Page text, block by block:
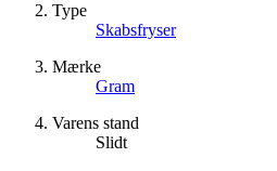
Type
Skabsfryser
Mærke
Gram
Varens stand
Slidt